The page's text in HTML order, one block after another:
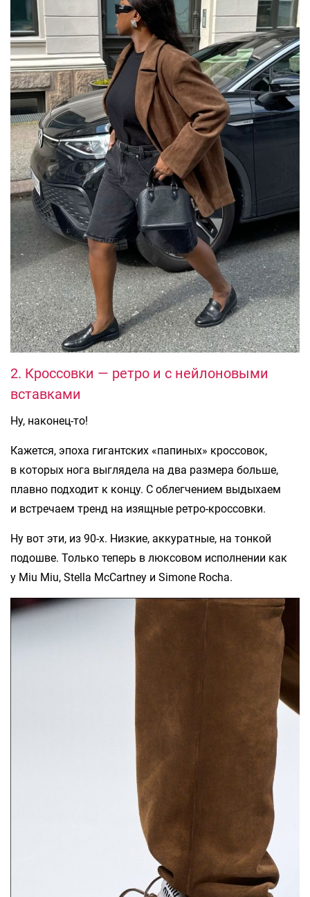
2. Кроссовки — ретро и с нейлоновыми
вставками
Ну, наконец-то!
Кажется, эпоха гигантских «папиных» кроссовок,
в которых нога выглядела на два размера больше,
плавно подходит к концу. С облегчением выдыхаем
и встречаем тренд на изящные ретро-кроссовки.
Ну вот эти, из 90-х. Низкие, аккуратные, на тонкой
подошве. Только теперь в люксовом исполнении как
у Miu Miu, Stella McCartney и Simone Rocha.